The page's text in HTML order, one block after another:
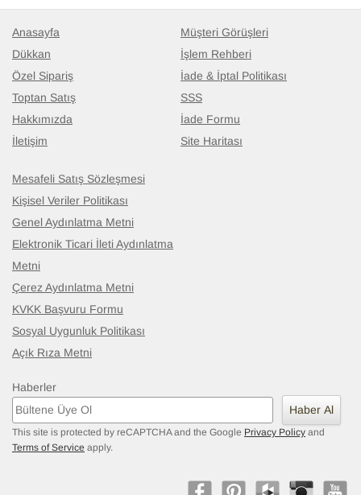
Anasayfa
Dükkan
Özel Sipariş
Toptan Satış
Hakkımızda
İletişim
Müşteri Görüşleri
İşlem Rehberi
İade & İptal Politikası
SSS
İade Formu
Site Haritası
Mesafeli Satış Sözleşmesi
Kişisel Veriler Politikası
Genel Aydınlatma Metni
Elektronik Ticari İleti Aydınlatma
Metni
Çerez Aydınlatma Metni
KVKK Başvuru Formu
Sosyal Uygunluk Politikası
Açık Rıza Metni
Haberler
Haber Al
This site is protected by reCAPTCHA and the Google Privacy Policy and
Terms of Service apply.